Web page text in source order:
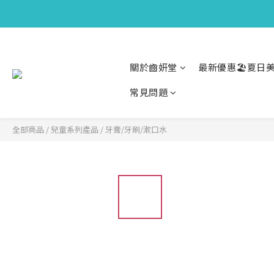
關於齒妍堂
最新優惠🏖️夏日
常見問題
全部商品 / 兒童系列產品 /牙膏/牙刷/漱口水